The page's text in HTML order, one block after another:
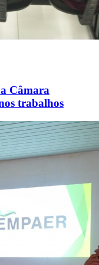
Câmara
trabalhos